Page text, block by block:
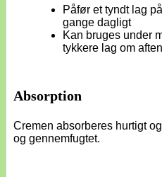
Påfør et tyndt lag
gange dagligt
Kan bruges under
tykkere lag om
Absorption
Cremen absorberes hurtigt
og gennemfugtet.